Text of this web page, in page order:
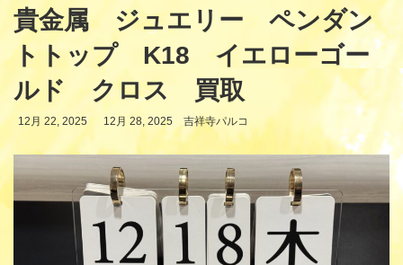
貴金属 ジュエリー ペンダン
トトップ K18 イエローゴー
ルド クロス 買取
12月 22, 2025
最
更
新
日
時
12月 28, 2025 吉祥寺パルコ